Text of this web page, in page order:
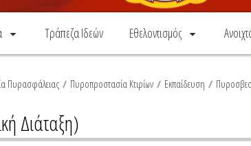
Τράπεζα Ιδεών Εθελοντισμός
Πυρασφάλειας / Πυροπροστασία Κτιρίων / Εκπαίδευση /
Διάταξη)